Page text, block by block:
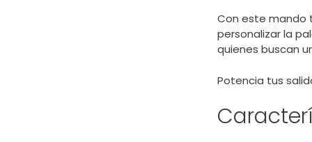
Con este mando
personalizar la
quienes buscan
Potencia tus